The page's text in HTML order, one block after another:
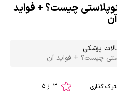
چیست؟ + فواید
آن
پزشکی
چیست؟ + فواید آن
گذاری